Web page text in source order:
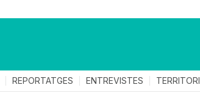
REPORTATGES ENTREVISTES TERRITORI